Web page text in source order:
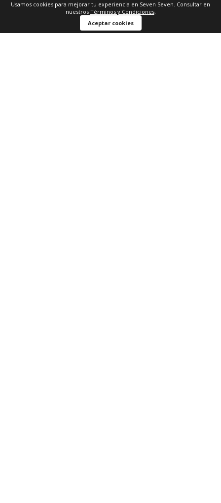
Usamos cookies para mejorar tu experiencia en Seven Seven. Consultar en
nuestros Términos y Condiciones.
Aceptar cookies